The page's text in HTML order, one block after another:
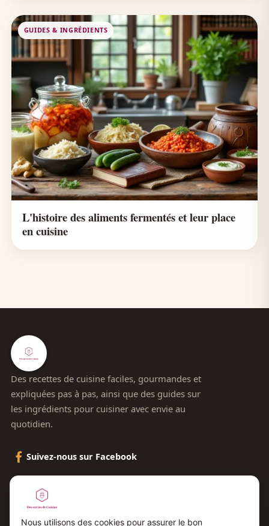
GUIDES & INGRÉDIENTS
L'histoire des aliments fermentés et leur place
en cuisine
Des recettes de cuisine faciles, gourmandes et
expliquées pas à pas, ainsi que des guides sur
les ingrédients pour cuisiner avec envie au
quotidien.
Suivez-nous sur Facebook
Le blog
Nous utilisons des cookies pour assurer le bon